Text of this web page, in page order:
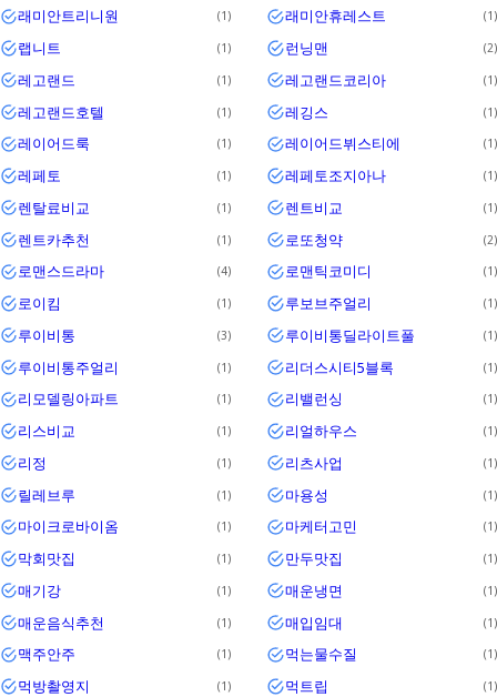
래미안트리니원 1 래미안휴레스트 1
랩니트 1 런닝맨 2
레고랜드 1 레고랜드코리아 1
레고랜드호텔 1 레깅스 1
레이어드룩 1 레이어드뷔스티에 1
레페토 1 레페토조지아나 1
렌탈료비교 1 렌트비교 1
렌트카추천 1 로또청약 2
로맨스드라마 4 로맨틱코미디 1
로이킴 1 루보브주얼리 1
루이비통 3 루이비통딜라이트풀 1
루이비통주얼리 1 리더스시티5블록 1
리모델링아파트 1 리밸런싱 1
리스비교 1 리얼하우스 1
리정 1 리츠사업 1
릴레브루 1 마용성 1
마이크로바이옴 1 마케터고민 1
막회맛집 1 만두맛집 1
매기강 1 매운냉면 1
매운음식추천 1 매입임대 1
맥주안주 1 먹는물수질 1
먹방촬영지 1 먹트립 1